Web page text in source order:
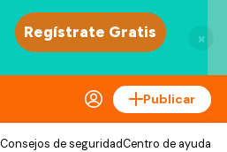
×
Publicar
Consejos de seguridadCentro de ayuda